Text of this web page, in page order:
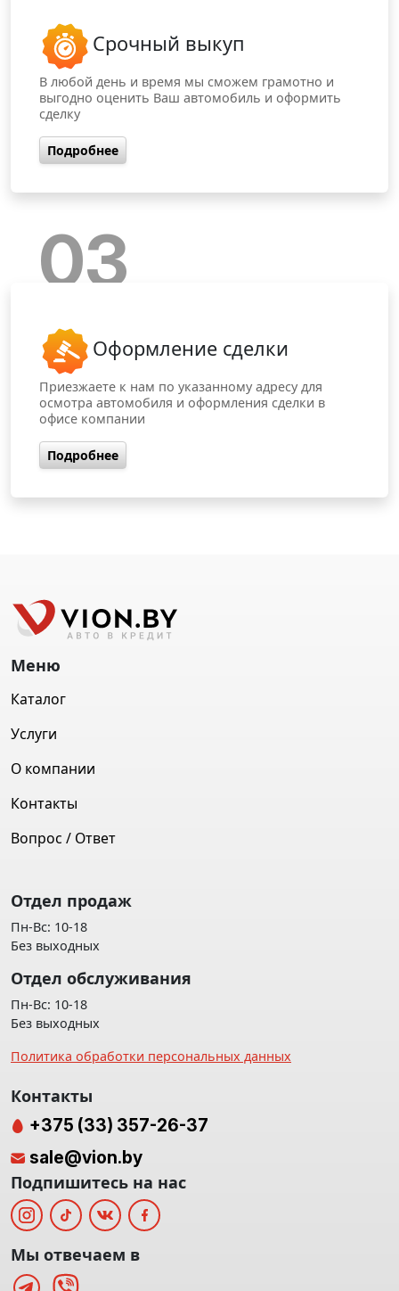
Срочный выкуп
В любой день и время мы сможем грамотно и
выгодно оценить Ваш автомобиль и оформить
сделку
Подробнее
03
Оформление сделки
Приезжаете к нам по указанному адресу для
осмотра автомобиля и оформления сделки в
офисе компании
Подробнее
Меню
Каталог
Услуги
О компании
Контакты
Вопрос / Ответ
Отдел продаж
Пн-Вс: 10-18
Без выходных
Отдел обслуживания
Пн-Вс: 10-18
Без выходных
Политика обработки персональных данных
Контакты
+375 (33) 357-26-37
sale@vion.by
Подпишитесь на нас
Мы отвечаем в